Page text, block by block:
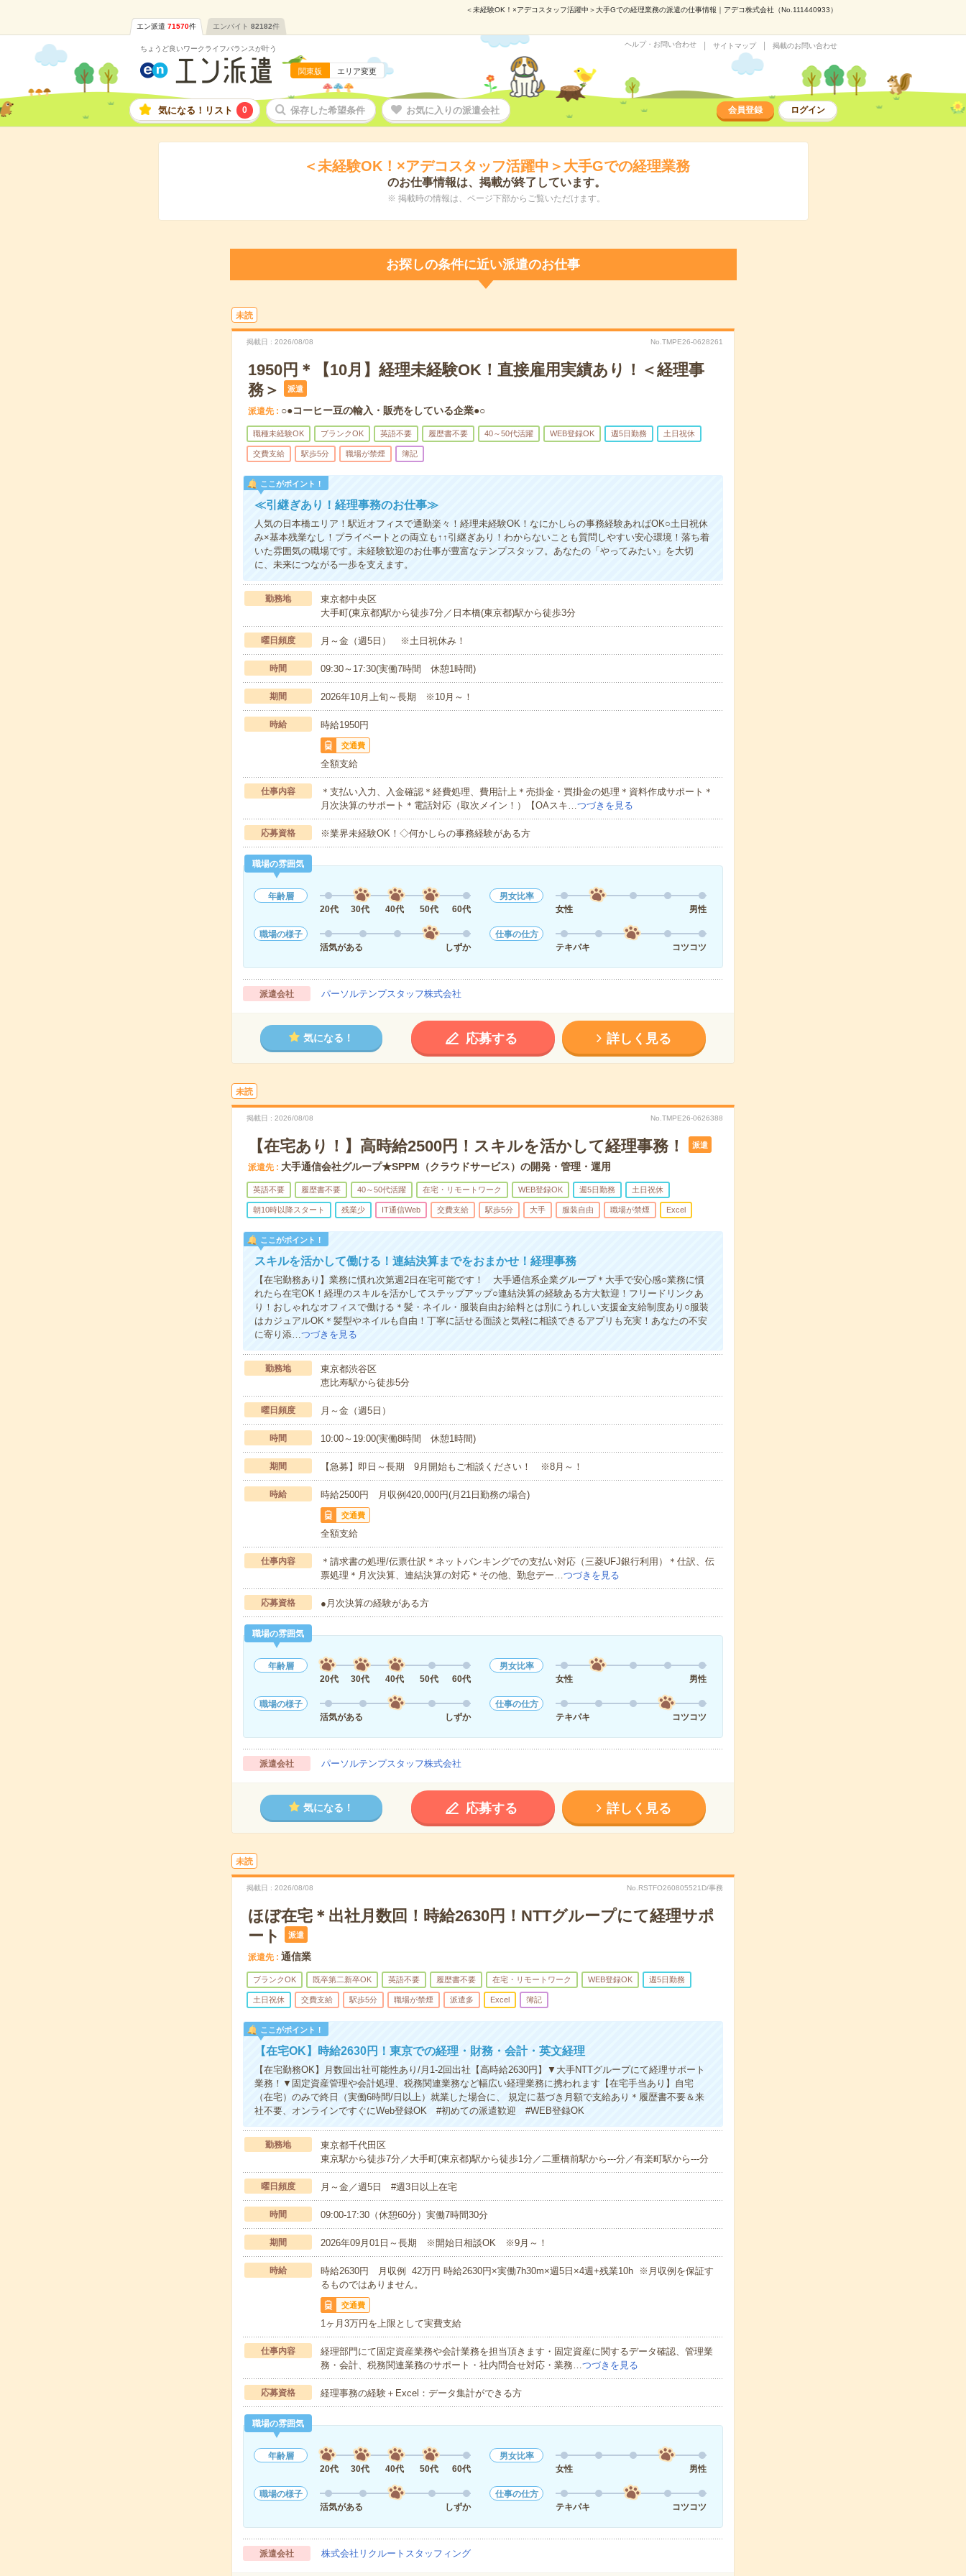
＜未経験OK！×アデコスタッフ活躍中＞大手Gでの経理業務の派遣の仕事情報｜アデコ株式会社（No.111440933）
エン派遣 71570件 エンバイト 82182件
ちょうど良いワークライフバランスが叶う
関東版 エリア変更
ヘルプ・お問い合わせ サイトマップ 掲載のお問い合わせ
気になる！リスト 0 保存した希望条件 お気に入りの派遣会社 会員登録 ログイン
＜未経験OK！×アデコスタッフ活躍中＞大手Gでの経理業務
のお仕事情報は、掲載が終了しています。
※ 掲載時の情報は、ページ下部からご覧いただけます。
お探しの条件に近い派遣のお仕事
未読
掲載日 2026/08/08 No.TMPE26-0628261
1950円＊【10月】経理未経験OK！直接雇用実績あり！＜経理事
務＞
派遣
派遣先 ○●コーヒー豆の輸入・販売をしている企業●○
職種未経験OK ブランクOK 英語不要 履歴書不要 40～50代活躍 WEB登録OK 週5日勤務 土日祝休
交費支給 駅歩5分 職場が禁煙 簿記
ここがポイント！
≪引継ぎあり！経理事務のお仕事≫
人気の日本橋エリア！駅近オフィスで通勤楽々！経理未経験OK！なにかしらの事務経験あればOK○土日祝休
み×基本残業なし！プライベートとの両立も↑↑引継ぎあり！わからないことも質問しやすい安心環境！落ち着
いた雰囲気の職場です。未経験歓迎のお仕事が豊富なテンプスタッフ。あなたの「やってみたい」を大切
に、未来につながる一歩を支えます。
勤務地
東京都中央区
大手町(東京都)駅から徒歩7分／日本橋(東京都)駅から徒歩3分
曜日頻度 月～金（週5日） ※土日祝休み！
時間 09:30～17:30(実働7時間 休憩1時間)
期間 2026年10月上旬～長期 ※10月～！
時給 時給1950円
交通費
全額支給
仕事内容
＊支払い入力、入金確認＊経費処理、費用計上＊売掛金・買掛金の処理＊資料作成サポート＊
月次決算のサポート＊電話対応（取次メイン！）【OAスキ…つづきを見る
応募資格 ※業界未経験OK！◇何かしらの事務経験がある方
職場の雰囲気
年齢層
20代
30代 40代 50代 60代
男女比率
女性
男性
職場の様子
活気がある
しずか
仕事の仕方
テキパキ
コツコツ
派遣会社 パーソルテンプスタッフ株式会社
気になる！ 応募する 詳しく見る
未読
掲載日 2026/08/08 No.TMPE26-0626388
【在宅あり！】高時給2500円！スキルを活かして経理事務！ 派遣
派遣先 大手通信会社グループ★SPPM（クラウドサービス）の開発・管理・運用
英語不要 履歴書不要 40～50代活躍 在宅・リモートワーク WEB登録OK 週5日勤務 土日祝休
朝10時以降スタート 残業少 IT通信Web 交費支給 駅歩5分 大手 服装自由 職場が禁煙 Excel
ここがポイント！
スキルを活かして働ける！連結決算までをおまかせ！経理事務
【在宅勤務あり】業務に慣れ次第週2日在宅可能です！ 大手通信系企業グループ＊大手で安心感○業務に慣
れたら在宅OK！経理のスキルを活かしてステップアップ○連結決算の経験ある方大歓迎！フリードリンクあ
り！おしゃれなオフィスで働ける＊髪・ネイル・服装自由お給料とは別にうれしい支援金支給制度あり○服装
はカジュアルOK＊髪型やネイルも自由！丁寧に話せる面談と気軽に相談できるアプリも充実！あなたの不安
に寄り添…つづきを見る
勤務地
東京都渋谷区
恵比寿駅から徒歩5分
曜日頻度 月～金（週5日）
時間 10:00～19:00(実働8時間 休憩1時間)
期間 【急募】即日～長期 9月開始もご相談ください！ ※8月～！
時給 時給2500円 月収例420,000円(月21日勤務の場合)
交通費
全額支給
仕事内容
＊請求書の処理/伝票仕訳＊ネットバンキングでの支払い対応（三菱UFJ銀行利用）＊仕訳、伝
票処理＊月次決算、連結決算の対応＊その他、勤怠デー…つづきを見る
応募資格 ●月次決算の経験がある方
職場の雰囲気
年齢層
20代
30代 40代 50代 60代
男女比率
女性
男性
職場の様子
活気がある
しずか
仕事の仕方
テキパキ
コツコツ
派遣会社 パーソルテンプスタッフ株式会社
気になる！ 応募する 詳しく見る
未読
掲載日 2026/08/08 No.RSTFO260805521D/事務
ほぼ在宅＊出社月数回！時給2630円！NTTグループにて経理サポ
ート
派遣
派遣先 通信業
ブランクOK 既卒第二新卒OK 英語不要 履歴書不要 在宅・リモートワーク WEB登録OK 週5日勤務
土日祝休 交費支給 駅歩5分 職場が禁煙 派遣多 Excel 簿記
ここがポイント！
【在宅OK】時給2630円！東京での経理・財務・会計・英文経理
【在宅勤務OK】月数回出社可能性あり/月1-2回出社【高時給2630円】▼大手NTTグループにて経理サポート
業務！▼固定資産管理や会計処理、税務関連業務など幅広い経理業務に携われます【在宅手当あり】自宅
（在宅）のみで終日（実働6時間/日以上）就業した場合に、 規定に基づき月額で支給あり＊履歴書不要＆来
社不要、オンラインですぐにWeb登録OK #初めての派遣歓迎 #WEB登録OK
勤務地
東京都千代田区
東京駅から徒歩7分／大手町(東京都)駅から徒歩1分／二重橋前駅から---分／有楽町駅から---分
曜日頻度 月～金／週5日 #週3日以上在宅
時間 09:00-17:30（休憩60分）実働7時間30分
期間 2026年09月01日～長期 ※開始日相談OK ※9月～！
時給
時給2630円 月収例 42万円 時給2630円×実働7h30m×週5日×4週+残業10h ※月収例を保証す
るものではありません。
交通費
1ヶ月3万円を上限として実費支給
仕事内容
経理部門にて固定資産業務や会計業務を担当頂きます・固定資産に関するデータ確認、管理業
務・会計、税務関連業務のサポート・社内問合せ対応・業務…つづきを見る
応募資格 経理事務の経験＋Excel：データ集計ができる方
職場の雰囲気
年齢層
20代
30代 40代 50代 60代
男女比率
女性
男性
職場の様子
活気がある
しずか
仕事の仕方
テキパキ
コツコツ
派遣会社 株式会社リクルートスタッフィング